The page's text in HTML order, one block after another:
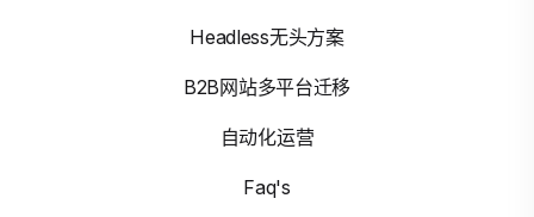
Headless无头方案
B2B网站多平台迁移
自动化运营
Faq's